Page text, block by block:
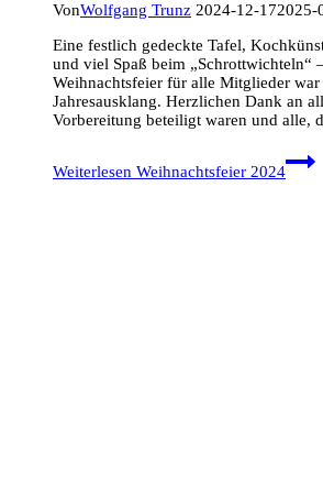
VonWolfgang Trunz 2024-12-172025-
Eine festlich gedeckte Tafel,
und viel Spaß beim „Schrottwichteln“
Weihnachtsfeier für alle Mitglieder
Jahresausklang. Herzlichen Dank an
Vorbereitung beteiligt waren und alle,
Weiterlesen Weihnachtsfeier 2024